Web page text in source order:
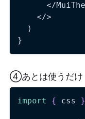
</
    </>
  )
④あとは使うだけ
import { css }